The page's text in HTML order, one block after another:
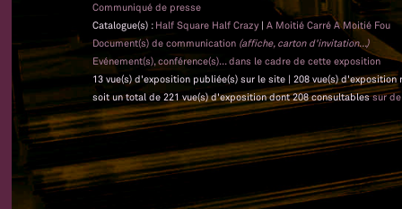
Communiqué de presse
Catalogue(s) : Half Square Half Crazy| A Moitié Carré A Moitié Fou
Document(s) de communication (affiche, carton d'invitation...)
Evénement(s), conférence(s)... dans le cadre de cette exposition
13 vue(s) d'exposition publiée(s) sur le site | 208 vue(s) d'exposition
soit un total de 221 vue(s) d'exposition dont 208 consultablessur